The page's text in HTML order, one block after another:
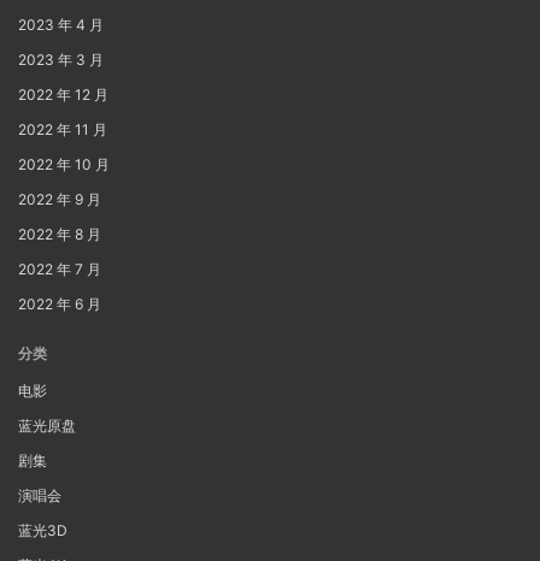
2023 年 4 月
2023 年 3 月
2022 年 12 月
2022 年 11 月
2022 年 10 月
2022 年 9 月
2022 年 8 月
2022 年 7 月
2022 年 6 月
分类
电影
蓝光原盘
剧集
演唱会
蓝光3D